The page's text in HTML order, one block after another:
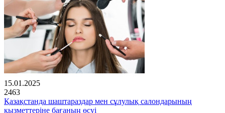
15.01.2025
2463
Қазақстанда шаштараздар мен сұлулық салондарының
қызметтеріне бағаның өсуі